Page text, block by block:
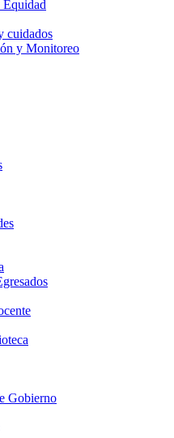
cuidados
y Monitoreo
Gobierno